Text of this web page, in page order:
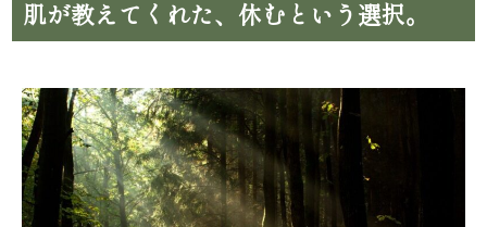
肌が教えてくれた、休むという選択。